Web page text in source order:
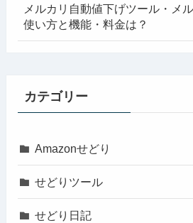
メルカリ自動値下げツール・メ
使い方と機能・料金は？
カテゴリー
Amazonせどり
せどりツール
せどり日記